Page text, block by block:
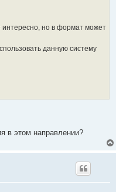
но в формат может
данную систему
в этом направлении?